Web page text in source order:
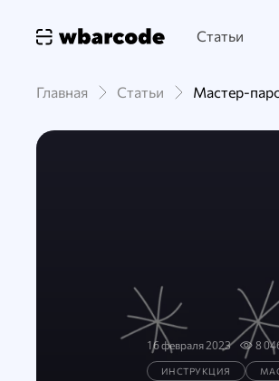
Статьи
Главная Статьи Мастер-
16 февраля 2023 8
ИНСТРУКЦИЯ